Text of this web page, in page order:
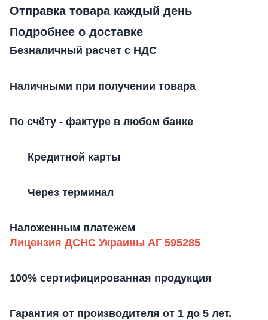
Отправка товара каждый день
Подробнее о доставке
Безналичный расчет с НДС
Наличными при получении товара
По счёту - фактуре в любом банке
Кредитной карты
Через терминал
Наложенным платежем
Лицензия ДСНС Украины АГ 595285
100% сертифицированная продукция
Гарантия от производителя от 1 до 5 лет.